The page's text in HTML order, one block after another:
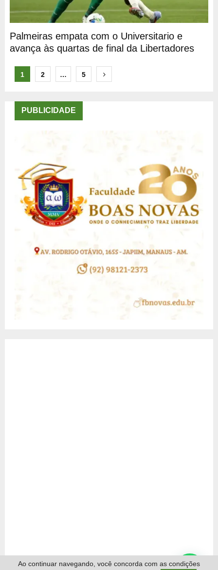
Palmeiras empata com o Universitario e
avança às quartas de final da Libertadores
Paginação
posts
1 2 … 5
PUBLICIDADE
Ao continuar navegando, você concorda com as condições